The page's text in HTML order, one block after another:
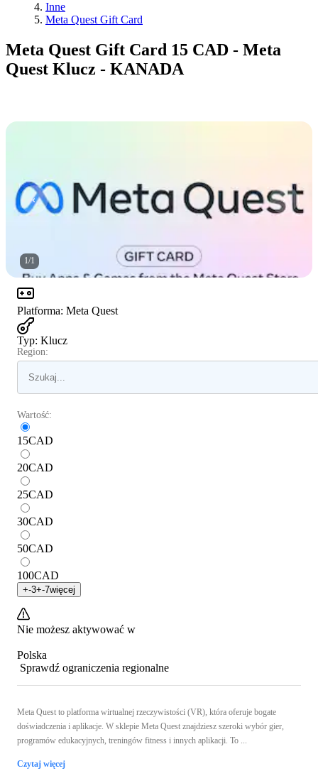
Inne
Meta Quest Gift Card
Meta Quest Gift Card 15 CAD - Meta
Quest Klucz - KANADA
1/1
Platforma: Meta Quest
Typ: Klucz
Region:
Wartość:
15CAD
20CAD
25CAD
30CAD
50CAD
100CAD
+-3+-7więcej
Nie możesz aktywować w
Polska
Sprawdź ograniczenia regionalne
Meta Quest to platforma wirtualnej rzeczywistości (VR), która oferuje bogate
doświadczenia i aplikacje. W sklepie Meta Quest znajdziesz szeroki wybór gier,
programów edukacyjnych, treningów fitness i innych aplikacji. To ...
Czytaj więcej